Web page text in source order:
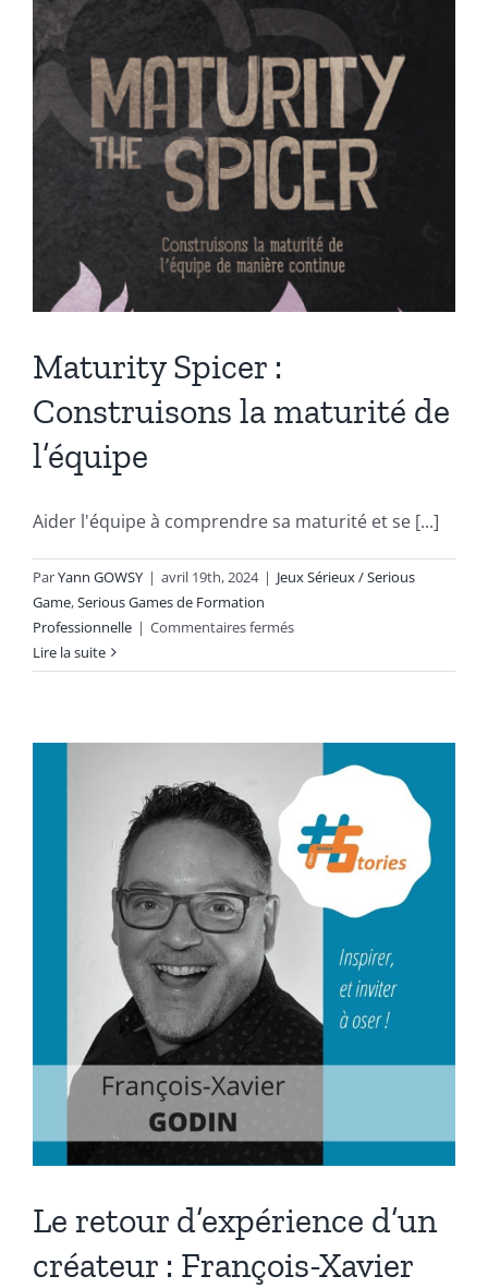
Maturity Spicer :
Construisons la maturité de
l’équipe
Aider l'équipe à comprendre sa maturité et se [...]
ParYann GOWSY | avril 19th, 2024 | Jeux Sérieux / Serious
Game,Serious Games de Formation
Professionnelle | Commentaires ferméssur
Spicer
maturité
de
l’équipe
Lire la suite
Le retour d’expérience d’un
créateur : François-Xavier